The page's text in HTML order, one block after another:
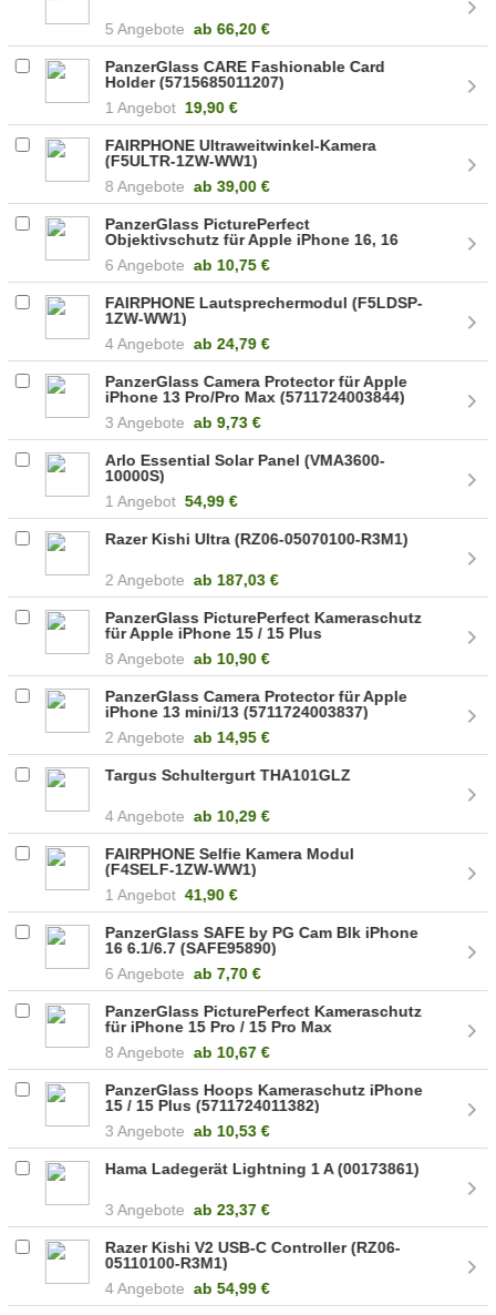
5 Angebote ab 66,20 €
PanzerGlass CARE Fashionable Card
Holder (5715685011207)
1 Angebot 19,90 €
FAIRPHONE Ultraweitwinkel-Kamera
(F5ULTR-1ZW-WW1)
8 Angebote ab 39,00 €
PanzerGlass PicturePerfect
Objektivschutz für Apple iPhone 16, 16
6 Angebote ab 10,75 €
FAIRPHONE Lautsprechermodul (F5LDSP-
1ZW-WW1)
4 Angebote ab 24,79 €
PanzerGlass Camera Protector für Apple
iPhone 13 Pro/Pro Max (5711724003844)
3 Angebote ab 9,73 €
Arlo Essential Solar Panel (VMA3600-
10000S)
1 Angebot 54,99 €
Razer Kishi Ultra (RZ06-05070100-R3M1)
2 Angebote ab 187,03 €
PanzerGlass PicturePerfect Kameraschutz
für Apple iPhone 15 / 15 Plus
8 Angebote ab 10,90 €
PanzerGlass Camera Protector für Apple
iPhone 13 mini/13 (5711724003837)
2 Angebote ab 14,95 €
Targus Schultergurt THA101GLZ
4 Angebote ab 10,29 €
FAIRPHONE Selfie Kamera Modul
(F4SELF-1ZW-WW1)
1 Angebot 41,90 €
PanzerGlass SAFE by PG Cam Blk iPhone
16 6.1/6.7 (SAFE95890)
6 Angebote ab 7,70 €
PanzerGlass PicturePerfect Kameraschutz
für iPhone 15 Pro / 15 Pro Max
8 Angebote ab 10,67 €
PanzerGlass Hoops Kameraschutz iPhone
15 / 15 Plus (5711724011382)
3 Angebote ab 10,53 €
Hama Ladegerät Lightning 1 A (00173861)
3 Angebote ab 23,37 €
Razer Kishi V2 USB-C Controller (RZ06-
05110100-R3M1)
4 Angebote ab 54,99 €